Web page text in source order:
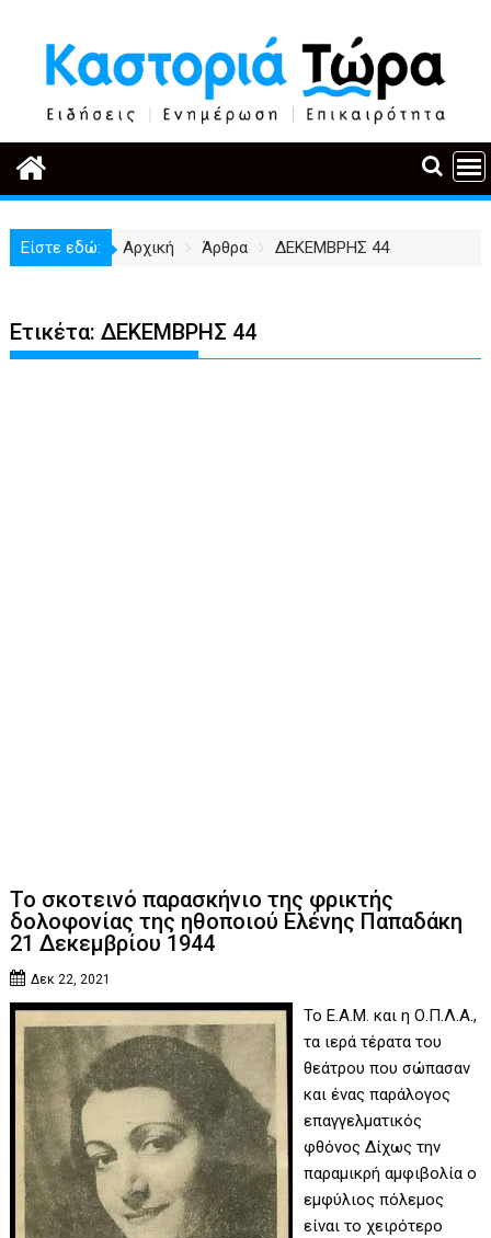
περιεχόμενο
Είστε εδώ: Αρχική Άρθρα ΔΕΚΕΜΒΡΗΣ 44
Ετικέτα:ΔΕΚΕΜΒΡΗΣ 44
Το σκοτεινό παρασκήνιο της φρικτής
δολοφονίας της ηθοποιού Ελένης Παπαδάκη
21 Δεκεμβρίου 1944
Δεκ 22, 2021
Το Ε.Α.Μ. και η Ο.Π.Λ.Α.,
τα ιερά τέρατα του
θεάτρου που σώπασαν
και ένας παράλογος
επαγγελματικός
φθόνος Δίχως την
παραμικρή αμφιβολία ο
εμφύλιος πόλεμος
είναι το χειρότερο